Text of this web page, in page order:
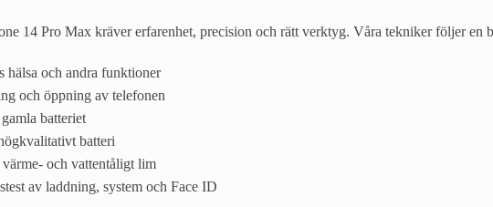
14 Pro Max kräver erfarenhet, precision och rätt verktyg. Våra tekniker följer en
hälsa och andra funktioner
och öppning av telefonen
batteriet
batteri
och vattentåligt lim
av laddning, system och Face ID